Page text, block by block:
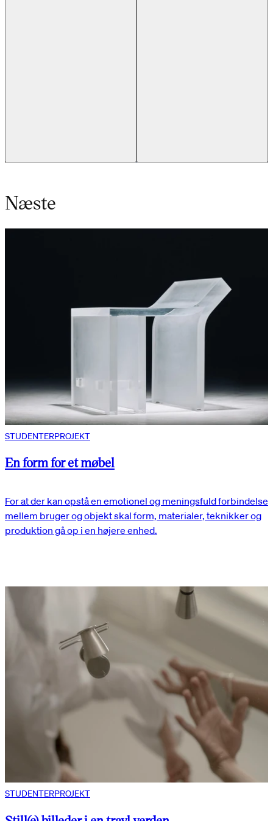
Næste
STUDENTERPROJEKT
En form for et møbel
For at der kan opstå en emotionel og meningsfuld forbindelse
mellem bruger og objekt skal form, materialer, teknikker og
produktion gå op i en højere enhed.
STUDENTERPROJEKT